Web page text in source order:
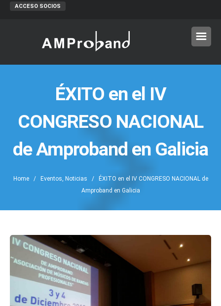
ACCESO SOCIOS
ÉXITO en el IV
CONGRESO NACIONAL
de Amproband en Galicia
Home/ Eventos, Noticias / ÉXITO en el IV CONGRESO NACIONAL de
Amproband en Galicia